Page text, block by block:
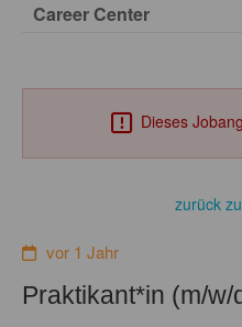
Career Center
Dieses
zurück
vor 1 Jahr
Praktikant*in (m/